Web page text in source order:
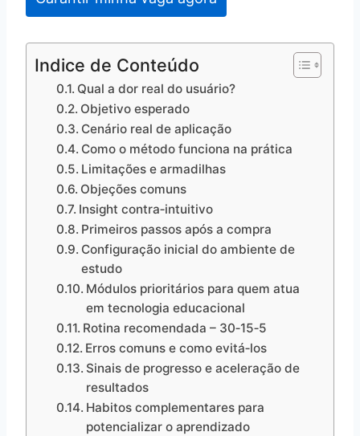
Indice de Conteúdo
Qual a dor real do usuário?
Objetivo esperado
Cenário real de aplicação
Como o método funciona na prática
Limitações e armadilhas
Objeções comuns
Insight contra‑intuitivo
Primeiros passos após a compra
Configuração inicial do ambiente de
estudo
Módulos prioritários para quem atua
em tecnologia educacional
Rotina recomendada – 30‑15‑5
Erros comuns e como evitá‑los
Sinais de progresso e aceleração de
resultados
Habitos complementares para
potencializar o aprendizado